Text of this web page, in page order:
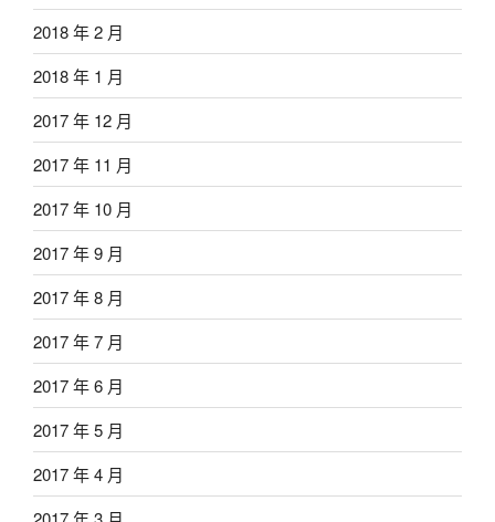
2018 年 2 月
2018 年 1 月
2017 年 12 月
2017 年 11 月
2017 年 10 月
2017 年 9 月
2017 年 8 月
2017 年 7 月
2017 年 6 月
2017 年 5 月
2017 年 4 月